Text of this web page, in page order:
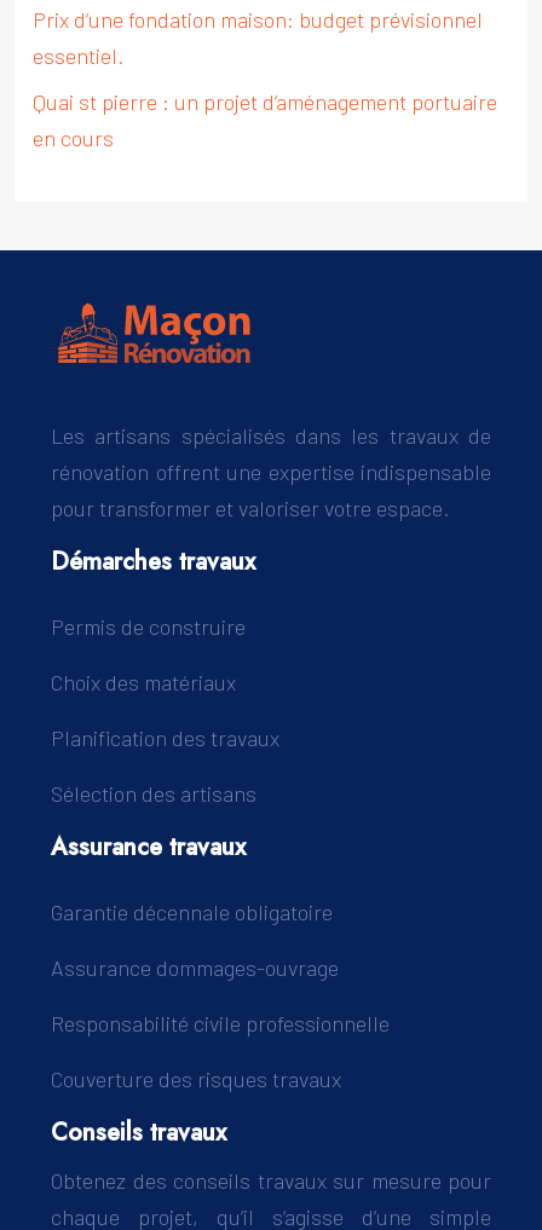
Prix d’une fondation maison: budget prévisionnel
essentiel.
Quai st pierre : un projet d’aménagement portuaire
en cours
Les artisans spécialisés dans les travaux de
rénovation offrent une expertise indispensable
pour transformer et valoriser votre espace.
Démarches travaux
Permis de construire
Choix des matériaux
Planification des travaux
Sélection des artisans
Assurance travaux
Garantie décennale obligatoire
Assurance dommages-ouvrage
Responsabilité civile professionnelle
Couverture des risques travaux
Conseils travaux
Obtenez des conseils travaux sur mesure pour
chaque projet, qu’il s’agisse d’une simple